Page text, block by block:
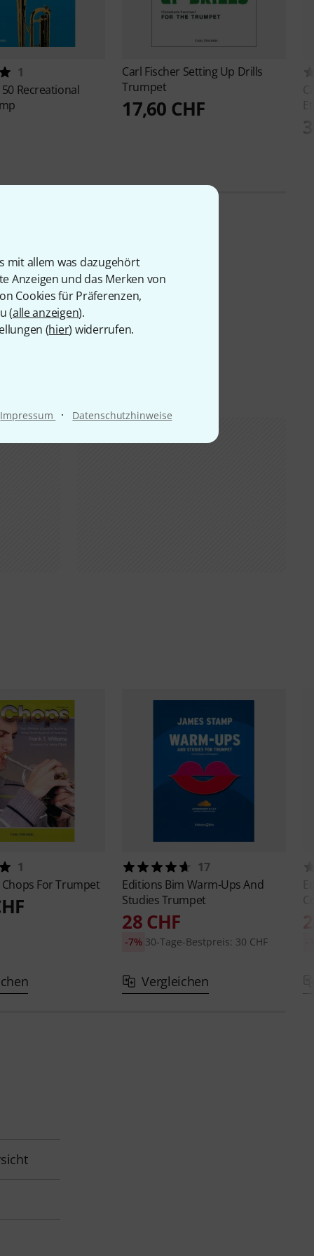
mit allem was dazugehört
Anzeigen und das Merken von
Cookies für Präferenzen,
(alle anzeigen).
(hier) widerrufen.
Impressum · Datenschutzhinweise
1
50 Recreational
Carl Fischer Setting Up Drills
Trumpet
17,60 CHF
1
Chops For Trumpet
17
Editions Bim Warm-Ups And
Studies Trumpet
28 CHF
30-Tage-Bestpreis: 30 CHF
-7%
Vergleichen